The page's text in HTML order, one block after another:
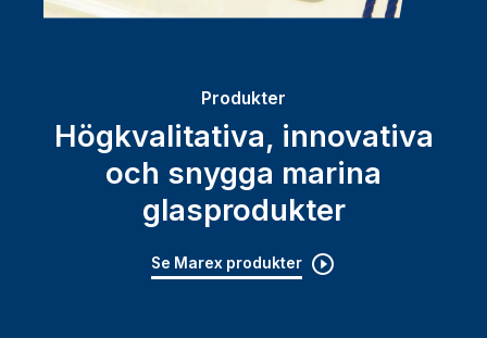
Produkter
Högkvalitativa, innovativa
och snygga marina
glasprodukter
Se Marex produkter